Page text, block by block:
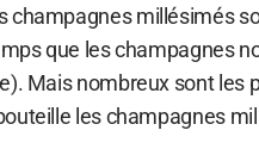
champagnes millésimés
que les champagnes
Mais nombreux sont les
les champagnes